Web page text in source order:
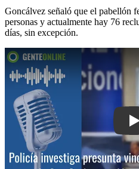
Goncálvez señaló que el pabellón
personas y actualmente hay 76
días, sin excepción.